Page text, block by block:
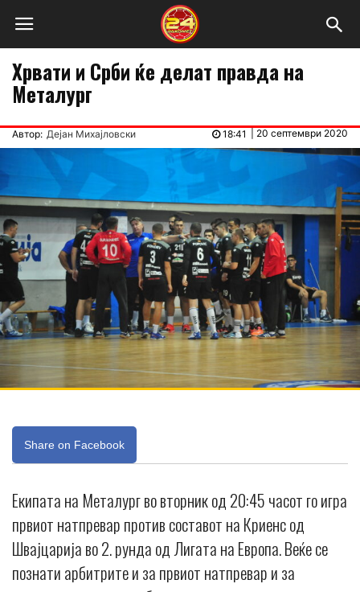
Хрвати и Срби ќе делат правда на
Металург
Автор: Дејан Михајловски 20 септември 2020
18:41
Share on Facebook
Екипата на Металург во вторник од 20:45 часот го игра
првиот натпревар против составот на Криенс од
Швајцарија во 2. рунда од Лигата на Европа. Веќе се
познати арбитрите и за првиот натпревар и за